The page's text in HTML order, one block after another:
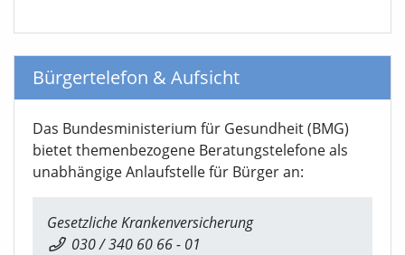
Bürgertelefon & Aufsicht
Das Bundesministerium für Gesundheit (BMG)
bietet themenbezogene Beratungstelefone als
unabhängige Anlaufstelle für Bürger an:
Gesetzliche Krankenversicherung
030 / 340 60 66 - 01